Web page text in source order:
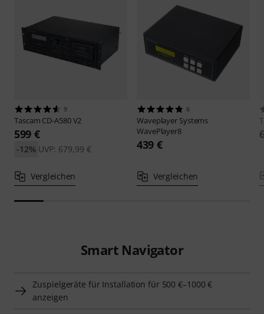
9
Tascam CD-A580 V2
599 €
UVP: 679,99 €
-12%
Vergleichen
6
Waveplayer Systems
WavePlayer8
439 €
Vergleichen
Smart Navigator
Zuspielgeräte für Installation für 500 €–1000 €
anzeigen